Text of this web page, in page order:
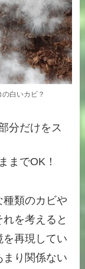
白いカビ？
分だけをス
までOK！
種類のカビや
を考えると
再現してい
まり関係ない